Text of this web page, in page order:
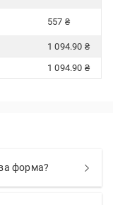
557 ₴
1 094.90 ₴
1 094.90 ₴
форма?